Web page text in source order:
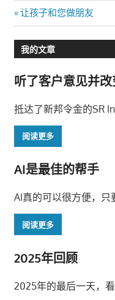
文
章
导
航
Previous
Post:
让孩子和您做朋友
我的文章
听了客户意见并
抵达了新邦令金的SR
阅读更多
AI是最佳的帮手
AI真的可以很方便，只
阅读更多
2025年回顾
2025年的最后一天，